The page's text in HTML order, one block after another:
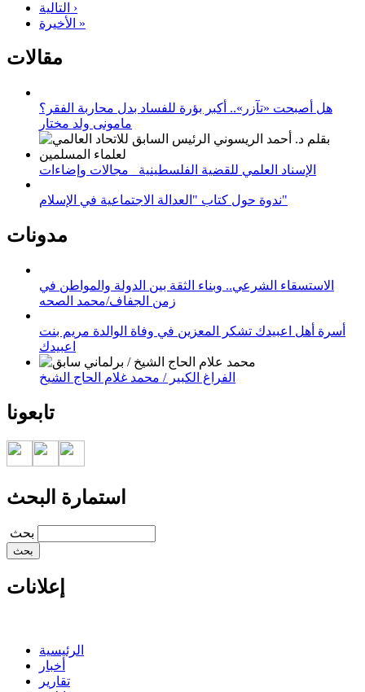
التالية ›
الأخيرة »
مقالات
هل أصبحت «تآزر».. أكبر بؤرة للفساد بدل محاربة الفقر؟
مامونى ولد مختار
الإسناد العلمي للقضية الفلسطينية_ مجالات وإضاءات
ندوة حول كتاب "العدالة الاجتماعية في الإسلام"
مدونات
الاستسقاء الشرعي.. وبناء الثقة بين الدولة والمواطن في
زمن الجفاف/محمد الصحه
أسرة أهل اعبيدك تشكر المعزين في وفاة الوالدة مريم بنت
اعبيدك
الفراغ الكبير / محمد غلام الحاج الشيخ
تابعونا
استمارة البحث
‏بحث ‏
إعلانات
الرئيسية
أخبار
تقارير